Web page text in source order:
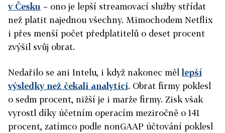
v Česku – ono je lepší streamovací služby střídat
než platit najednou všechny. Mimochodem Netflix
i přes menší počet předplatitelů o deset procent
zvýšil svůj obrat.
Nedařilo se ani Intelu, i když nakonec měl lepší
výsledky než čekali analytici. Obrat firmy poklesl
o sedm procent, nižší je i marže firmy. Zisk však
vyrostl díky účetním operacím meziročně o 141
procent, zatímco podle nonGAAP účtování poklesl